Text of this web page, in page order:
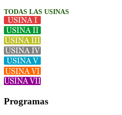
TODAS LAS USINAS
Programas